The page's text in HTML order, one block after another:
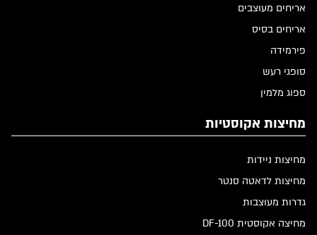
אריחים מעוצבים
אריחים בסיס
פירמידה
סופגי רעש
ספוג מלמין
מחיצות אקוסטיות
מחיצות ניידות
מחיצות לדאטה סנטר
גדרות מעוצבות
מחיצה אקוסטית DF-100